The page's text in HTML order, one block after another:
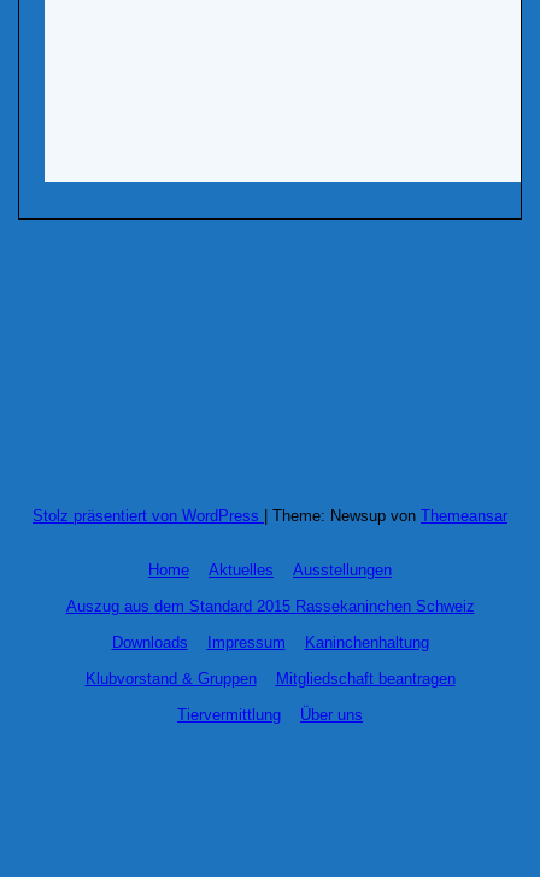
Stolz präsentiert von WordPress Theme: Newsup von Themeansar
Home Aktuelles
Ausstellungen
Auszug aus dem Standard 2015 Rassekaninchen Schweiz
Downloads
Impressum
Kaninchenhaltung
Klubvorstand & Gruppen
Mitgliedschaft beantragen
Tiervermittlung
Über uns